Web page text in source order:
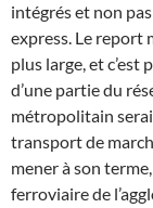
intégrés et non
express. Le report
plus large, et c’est
d’une partie du
métropolitain
transport de
mener à son
ferroviaire de